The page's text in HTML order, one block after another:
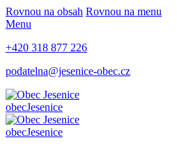
Rovnou na obsah Rovnou na menu
Menu
+420 318 877 226
podatelna@jesenice-obec.cz
obecJesenice
obecJesenice